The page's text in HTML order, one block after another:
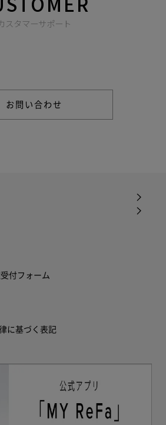
スタマーサポート
お問い合わせ
付フォーム
に基づく表記